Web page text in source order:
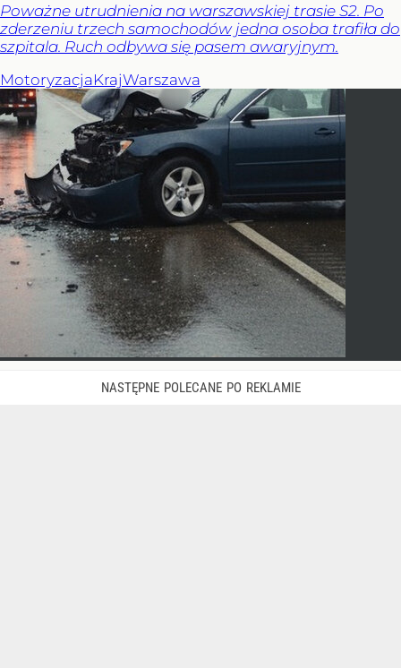
Poważne utrudnienia na warszawskiej trasie S2. Po
zderzeniu trzech samochodów jedna osoba trafiła do
szpitala. Ruch odbywa się pasem awaryjnym.
MotoryzacjaKrajWarszawa